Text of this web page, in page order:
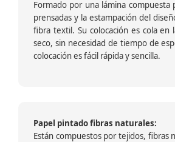
Formado por una lámina compuesta
prensadas y la estampación del
fibra textil. Su colocación es cola en
seco, sin necesidad de tiempo de
colocación es fácil rápida y sencilla.
Papel pintado fibras naturales:
Están compuestos por tejidos, fibras